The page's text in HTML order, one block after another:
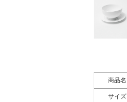
商品名
サイズ